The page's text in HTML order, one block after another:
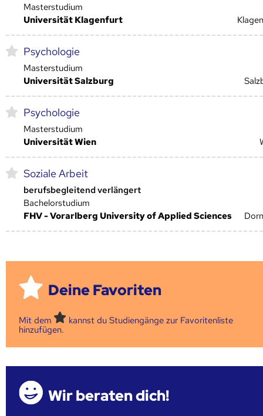
Masterstudium
Universität Klagenfurt
Psychologie
Masterstudium
Universität Salzburg
Psychologie
Masterstudium
Universität Wien
Soziale Arbeit
berufsbegleitend verlängert
Bachelorstudium
FHV - Vorarlberg University of Applied Sciences
Deine Favoriten
Mit dem
kannst du Studiengänge zur Favoritenliste
hinzufügen.
Wir beraten dich!